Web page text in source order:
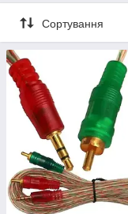
Сортування